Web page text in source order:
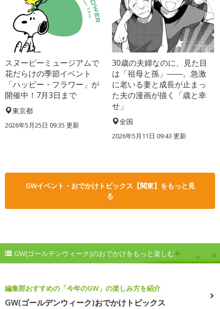
スヌーピーミュージアムで
花だらけの季節イベント
「ハッピー・フラワー」が
開催中！7月3日まで
東京都
2026年5月25日 09:35 更新
30歳の夫婦なのに、見た目
は「祖母と孫」――。急激
に老いる妻と成長が止まっ
た夫の漫画が描く「歳と幸
せ」
全国
2026年5月11日 09:43 更新
GWイベント・おでかけトピックス【関東】をもっと見
る
GW(ゴールデンウィーク)のおでかけをもっと楽しむ
編集部おすすめの「今年のGW」の楽しみ方を紹介
GW(ゴールデンウィーク)おでかけトピックス